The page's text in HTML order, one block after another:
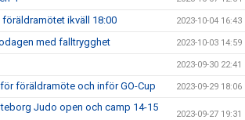
föräldramötet ikväll 18:00 2023-10-04 16:43
med falltrygghet 2023-10-03 14:59
2023-09-30 22:41
föräldramöte och inför GO-Cup 2023-09-29 18:06
Judo open och camp 14-15
2023-09-27 19:31